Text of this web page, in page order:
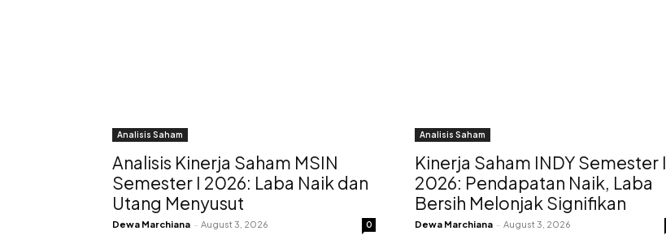
Analisis Saham
Analisis Kinerja Saham MSIN
Semester I 2026: Laba Naik dan
Utang Menyusut
Dewa Marchiana - August 3, 2026 0
Analisis Saham
Kinerja Saham INDY Semester I
2026: Pendapatan Naik, Laba
Bersih Melonjak Signifikan
Dewa Marchiana - August 3, 2026